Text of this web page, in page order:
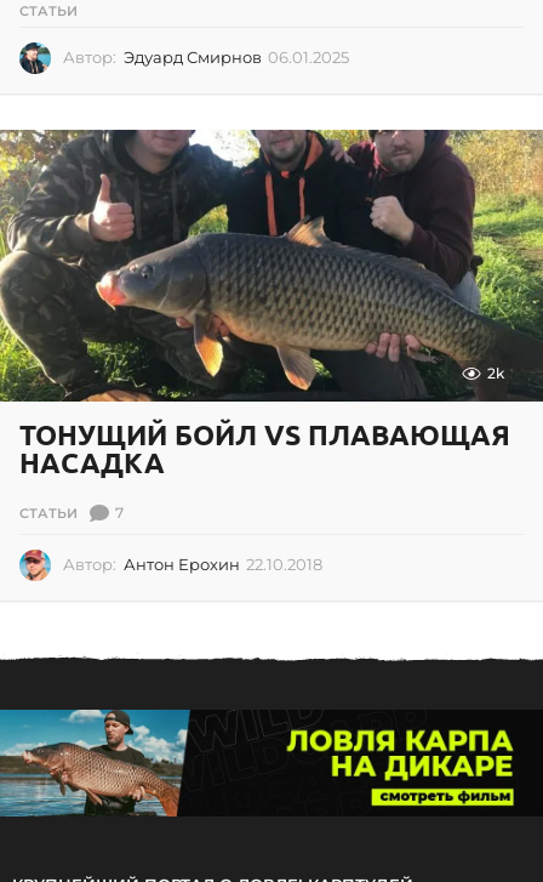
СТАТЬИ
Автор: Эдуард Смирнов 06.01.2025
0
1
5
2k
ТОНУЩИЙ БОЙЛ VS ПЛАВАЮЩАЯ
НАСАДКА
СТАТЬИ 7
Автор: Антон Ерохин 22.10.2018
0
0
1